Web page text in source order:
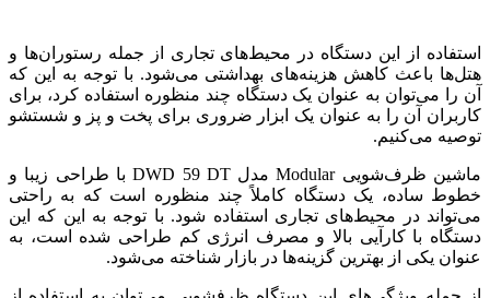
استفاده از این دستگاه در محیط‌های تجاری از جمله رستوران‌ها و
هتل‌ها باعث کاهش هزینه‌های بهداشتی می‌شود. با توجه به این که
آن را می‌توان به عنوان یک دستگاه چند منظوره استفاده کرد، برای
کاربران آن را به عنوان یک ابزار ضروری برای پخت و پز و شستشو
توصیه می‌کنیم.
ماشین ظرف‌شویی Modular مدل DWD 59 DT با طراحی زیبا و
خطوط ساده، یک دستگاه کاملاً چند منظوره است که به راحتی
می‌تواند در محیط‌های تجاری استفاده شود. با توجه به این که این
دستگاه با کارآیی بالا و مصرف انرژی کم طراحی شده است، به
عنوان یکی از بهترین گزینه‌ها در بازار شناخته می‌شود.